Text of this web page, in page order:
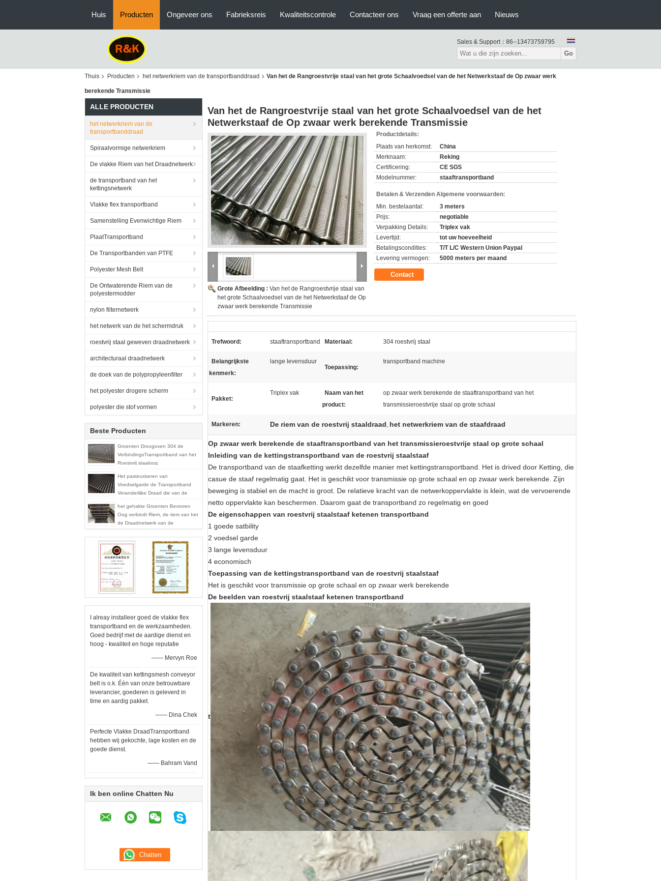
Huis Producten Ongeveer ons Fabrieksreis Kwaliteitscontrole Contacteer ons Vraag een offerte aan Nieuws
Sales & Support： 86--13473759795
Go
Thuis Producten het netwerkriem van de transportbanddraad Van het de Rangroestvrije staal van het grote Schaalvoedsel van de het Netwerkstaaf de Op zwaar werk
berekende Transmissie
ALLE PRODUCTEN
het netwerkriem van de
transportbanddraad
Spiraalvormige netwerkriem
De vlakke Riem van het Draadnetwerk
de transportband van het
kettingsnetwerk
Vlakke flex transportband
Samenstelling Evenwichtige Riem
PlaatTransportband
De Transportbanden van PTFE
Polyester Mesh Belt
De Ontwaterende Riem van de
polyestermodder
nylon filternetwerk
het netwerk van de het schermdruk
roestvrij staal geweven draadnetwerk
architecturaal draadnetwerk
de doek van de polypropyleenfilter
het polyester drogere scherm
polyester die stof vormen
Beste Producten
Groenten Droogoven 304 de
VerbindingsTransportband van het
Roestvrij staaloog
Het pasteuriseren van
Voedselgarde de Transportband
Veranderlijke Draad die van de
uit elkaar plaatsen
het gehakte Groenten Bevroren
Oog verbindt Riem, de riem van het
de Draadnetwerk van de
Voedselrang het Gemakkelijke
I alreay installeer goed de vlakke flex
transportband en de werkzaamheden.
Goed bedrijf met de aardige dienst en
hoog - kwaliteit en hoge reputatie
—— Mervyn Roe
De kwaliteit van kettingsmesh conveyor
belt is o.k. Één van onze betrouwbare
leverancier, goederen is geleverd in
time en aardig pakket.
—— Dina Chek
Perfecte Vlakke DraadTransportband
hebben wij gekochte, lage kosten en de
goede dienst.
—— Bahram Vand
Ik ben online Chatten Nu
Van het de Rangroestvrije staal van het grote Schaalvoedsel van de het
Netwerkstaaf de Op zwaar werk berekende Transmissie
Grote Afbeelding : Van het de Rangroestvrije staal van
het grote Schaalvoedsel van de het Netwerkstaaf de Op
zwaar werk berekende Transmissie
Productdetails:
Plaats van herkomst:
China
Merknaam:
Reking
Certificering:
CE SGS
Modelnummer:
staaftransportband
Betalen & Verzenden Algemene voorwaarden:
Min. bestelaantal:
3 meters
Prijs:
negotiable
Verpakking Details:
Triplex vak
Levertijd:
tot uw hoeveelheid
Betalingscondities:
T/T L/C Western Union Paypal
Levering vermogen:
5000 meters per maand
Contact
Trefwoord: staaftransportband Materiaal: 304 roestvrij staal
Belangrijkste
kenmerk:
lange levensduur
Toepassing:
transportband machine
Pakket:
Triplex vak
Naam van het
product:
op zwaar werk berekende de staaftransportband van het
transmissieroestvrije staal op grote schaal
Markeren: De riem van de roestvrij staaldraad, het netwerkriem van de staafdraad
Op zwaar werk berekende de staaftransportband van het transmissieroestvrije staal op grote schaal
Inleiding van de kettingstransportband van de roestvrij staalstaaf
De transportband van de staafketting werkt dezelfde manier met kettingstransportband. Het is drived door Ketting, die
casue de staaf regelmatig gaat. Het is geschikt voor transmissie op grote schaal en op zwaar werk berekende. Zijn
beweging is stabiel en de macht is groot. De relatieve kracht van de netwerkoppervlakte is klein, wat de vervoerende
netto oppervlakte kan beschermen. Daarom gaat de transportband zo regelmatig en goed
De eigenschappen van roestvrij staalstaaf ketenen transportband
1 goede satbility
2 voedsel garde
3 lange levensduur
4 economisch
Toepassing van de kettingstransportband van de roestvrij staalstaaf
Het is geschikt voor transmissie op grote schaal en op zwaar werk berekende
De beelden van roestvrij staalstaaf ketenen transportband
t